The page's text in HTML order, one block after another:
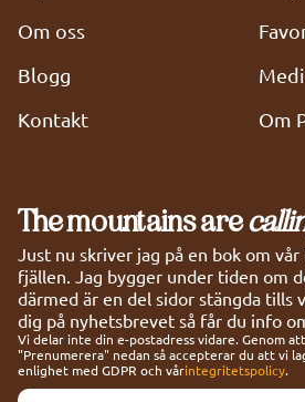
Om oss
Blogg
Kontakt
Om
The mountains are
Just nu skriver jag på en bok om
fjällen. Jag bygger under tiden om
därmed är en del sidor stängda tills
dig på nyhetsbrevet så får du info
Vi delar inte din e-postadress vidare. Genom
"Prenumerera" nedan så accepterar du att vi
enlighet med GDPR och vårintegritetspolicy.